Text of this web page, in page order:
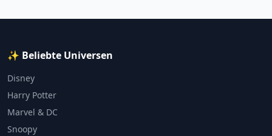
✨ Beliebte Universen
Disney
Harry Potter
Marvel & DC
Snoopy